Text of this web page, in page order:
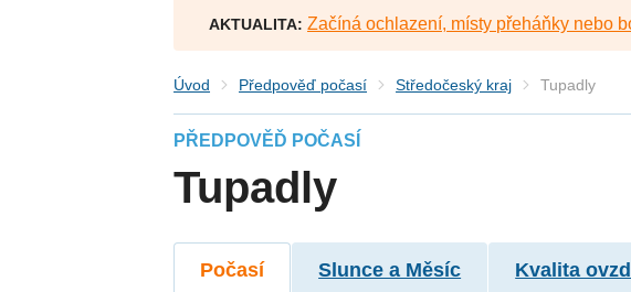
AKTUALITA: Začíná ochlazení, místy přeháňky nebo
Úvod Předpověď počasí Středočeský kraj Tupadly
PŘEDPOVĚĎ POČASÍ
Tupadly
Počasí Slunce a Měsíc Kvalita